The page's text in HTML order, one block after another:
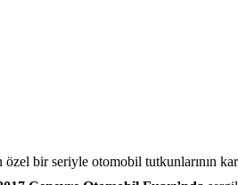
bir seriyle otomobil tutkunlarının